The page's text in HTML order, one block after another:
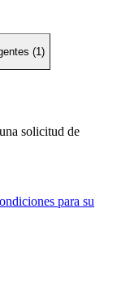
(1)
solicitud de
para su